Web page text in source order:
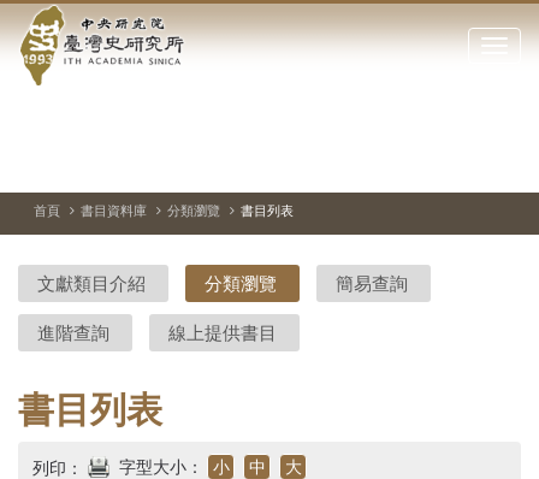
到中
央
院-
臺
灣
史
研
究
點
閉
站
停、
圖
圖
結
首頁 書目資料庫 分類瀏覽 書目列表
文獻類目介紹 分類瀏覽 簡易查詢
進階查詢 線上提供書目
書目列表
列印： 字型大小： 小 中 大